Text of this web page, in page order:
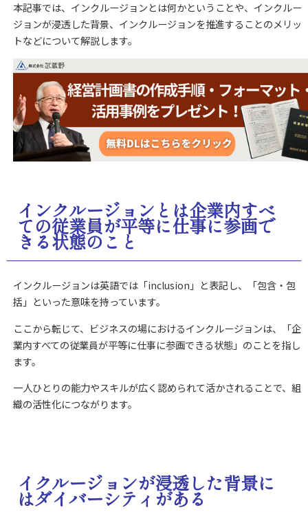
本記事では、インクルージョンとは何かということや、インクルー
ジョンが浸透した背景、インクルージョンを推進することのメリッ
トなどについて解説します。
インクルージョンとは企業内すべ
ての従業員が平等に仕事に参画で
きる状態のこと
インクルージョンは英語では「inclusion」と表記し、「包含・包
括」といった意味を持っています。
ここから転じて、ビジネスの場におけるインクルージョンは、「企
業内すべての従業員が平等に仕事に参画できる状態」のことを指し
ます。
一人ひとりの能力やスキルが広く認められて活かされることで、組
織の活性化につながります。
イクルージョンが浸透した背景に
はダイバーシティがある